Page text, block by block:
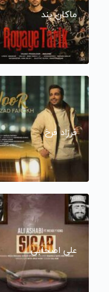
ماکان بند
فرزاد فرخ
علی اصحابی